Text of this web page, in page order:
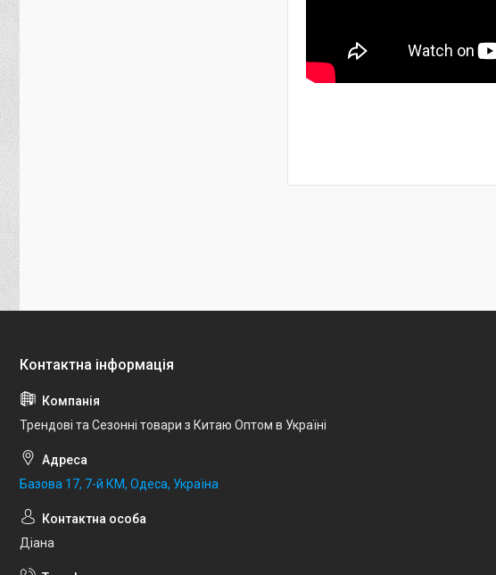
Трендові та Сезонні товари з Китаю Оптом в Україні
Базова 17, 7-й КМ, Одеса, Україна
Діана